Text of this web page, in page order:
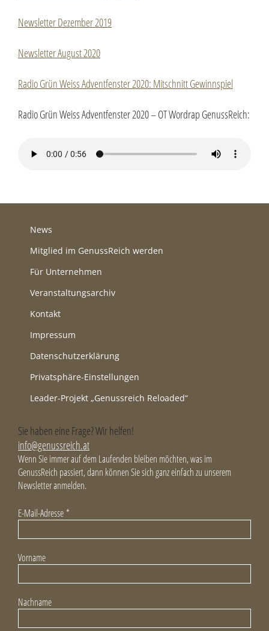
Newsletter Dezember 2019
Newsletter August 2020
Radio Grün Weiss Adventfenster 2020: Mitschnitt Gewinnspiel
Radio Grün Weiss Adventfenster 2020 – OT Wordrap GenussReich:
News
Mitglied im GenussReich werden
Für Unternehmen
Veranstaltungsarchiv
Kontakt
Impressum
Datenschutzerklärung
Privatsphäre-Einstellungen
Leader-Projekt „Genussreich Reloaded“
Sie haben eine Frage? Wir helfen!
info@genussreich.at
Wenn Sie immer auf dem Laufenden bleiben möchten, was im
GenussReich passiert, dann können Sie sich ganz einfach zu unserem
Newsletter anmelden.
E-Mail-Adresse *
Vorname
Nachname